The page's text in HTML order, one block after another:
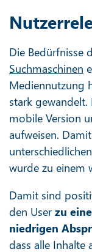
Die Bedürfnisse
Suchmaschinen
Mediennutzung
stark gewandelt.
mobile Version
aufweisen.
wurde zu einem
Damit sind
den Userzu
niedrigen
dass alle Inhalte